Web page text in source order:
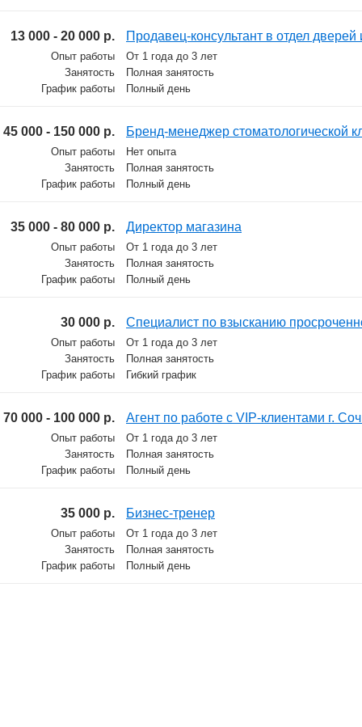
13 000 - 20 000 р. Продавец-консультант в отдел
Опыт работы
От 1 года до 3 лет
Занятость
Полная занятость
График работы
Полный день
45 000 - 150 000 р. Бренд-менеджер стоматологической
Опыт работы
Нет опыта
Занятость
Полная занятость
График работы
Полный день
35 000 - 80 000 р. Директор магазина
Опыт работы
От 1 года до 3 лет
Занятость
Полная занятость
График работы
Полный день
30 000 р. Cпециалист по взысканию
Опыт работы
От 1 года до 3 лет
Занятость
Полная занятость
График работы
Гибкий график
70 000 - 100 000 р. Агент по работе с VIP-клиентами г.
Опыт работы
От 1 года до 3 лет
Занятость
Полная занятость
График работы
Полный день
35 000 р. Бизнес-тренер
Опыт работы
От 1 года до 3 лет
Занятость
Полная занятость
График работы
Полный день